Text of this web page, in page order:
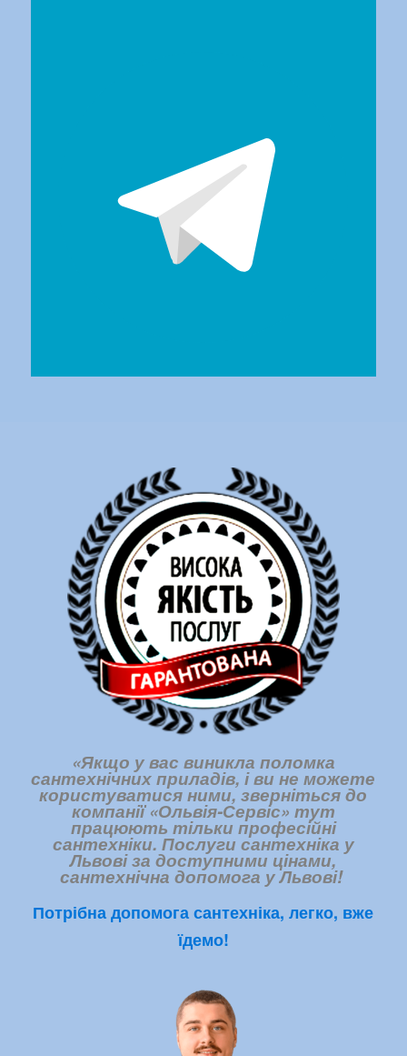
«Якщо у вас виникла поломка
сантехнічних приладів, і ви не можете
користуватися ними, зверніться до
компанії «Ольвія-Сервіс» тут
працюють тільки професійні
сантехніки. Послуги сантехніка у
Львові за доступними цінами,
сантехнічна допомога у Львові!
Потрібна допомога сантехніка, легко, вже
їдемо!